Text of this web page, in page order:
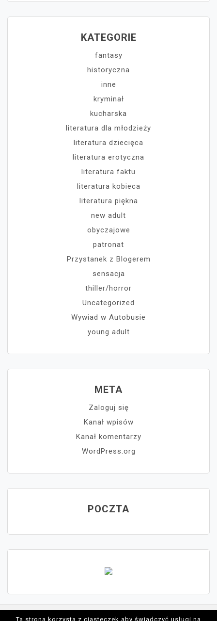
KATEGORIE
fantasy
historyczna
inne
kryminał
kucharska
literatura dla młodzieży
literatura dziecięca
literatura erotyczna
literatura faktu
literatura kobieca
literatura piękna
new adult
obyczajowe
patronat
Przystanek z Blogerem
sensacja
thiller/horror
Uncategorized
Wywiad w Autobusie
young adult
META
Zaloguj się
Kanał wpisów
Kanał komentarzy
WordPress.org
POCZTA
Ta strona korzysta z ciasteczek aby świadczyć usługi na